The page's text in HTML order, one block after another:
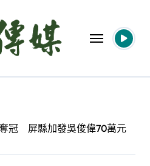
冠 屏縣加發吳俊偉70萬元